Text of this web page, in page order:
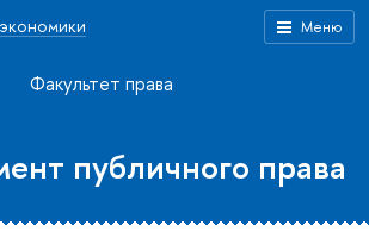
Меню
Факультет права
публичного права